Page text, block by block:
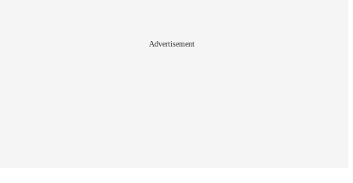
Advertisement